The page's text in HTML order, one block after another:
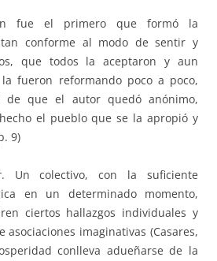
fue el primero que formó la
conforme al modo de sentir y
que todos la aceptaron y aun
fueron reformando poco a poco,
de que el autor quedó anónimo,
el pueblo que se la apropió y
9)
. Un colectivo, con la suficiente
en un determinado momento,
ciertos hallazgos individuales y
imaginativas (Casares,
conlleva adueñarse de la